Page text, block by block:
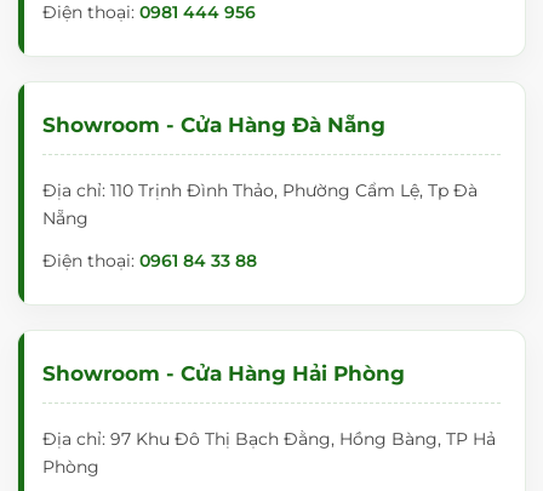
Điện thoại: 0981 444 956
Showroom - Cửa Hàng Đà Nẵng
Địa chỉ: 110 Trịnh Đình Thảo, Phường Cẩm Lệ, Tp Đà
Nẵng
Điện thoại: 0961 84 33 88
Showroom - Cửa Hàng Hải Phòng
Địa chỉ: 97 Khu Đô Thị Bạch Đằng, Hồng Bàng, TP Hả
Phòng